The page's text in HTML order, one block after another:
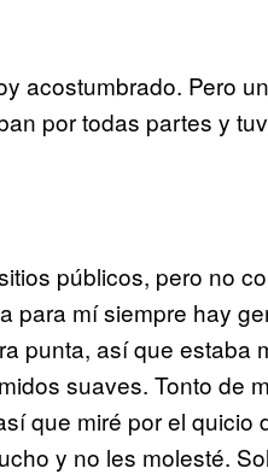
acostumbrado. Pero
por todas partes y
públicos, pero no
para mí siempre hay
punta, así que estaba
suaves. Tonto de
que miré por el quicio
y no les molesté.